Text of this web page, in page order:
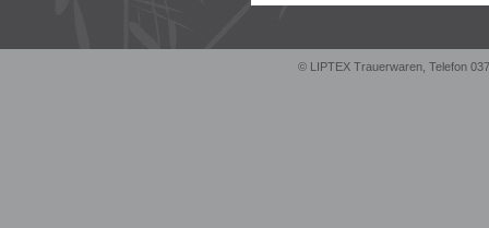
© LIPTEX Trauerwaren, Telefon